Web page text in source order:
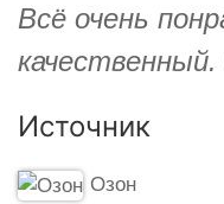
Всё очень
Источник
Озон